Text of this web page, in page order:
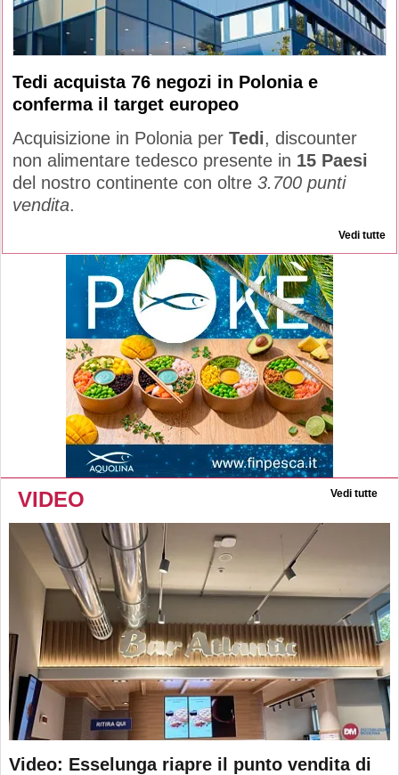
Tedi acquista 76 negozi in Polonia e
conferma il target europeo
Acquisizione in Polonia per Tedi, discounter
non alimentare tedesco presente in 15 Paesi
del nostro continente con oltre 3.700 punti
vendita.
Vedi tutte
VIDEO Vedi tutte
Video: Esselunga riapre il punto vendita di